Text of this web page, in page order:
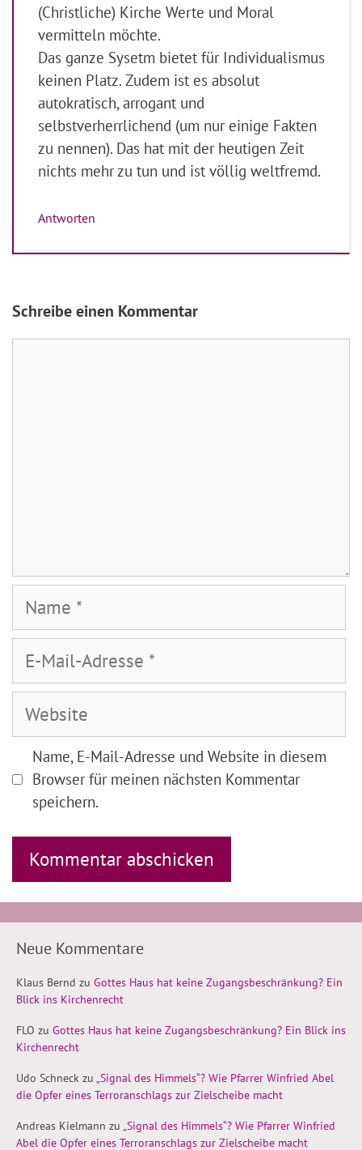
(Christliche) Kirche Werte und Moral
vermitteln möchte.
Das ganze Sysetm bietet für Individualismus
keinen Platz. Zudem ist es absolut
autokratisch, arrogant und
selbstverherrlichend (um nur einige Fakten
zu nennen). Das hat mit der heutigen Zeit
nichts mehr zu tun und ist völlig weltfremd.
Antworten
Schreibe einen Kommentar
Mail-
Adresse
Name, E-Mail-Adresse und Website in diesem
Browser für meinen nächsten Kommentar
speichern.
Neue Kommentare
Klaus Bernd zu Gottes Haus hat keine Zugangsbeschränkung? Ein
Blick ins Kirchenrecht
FLO zu Gottes Haus hat keine Zugangsbeschränkung? Ein Blick ins
Kirchenrecht
Udo Schneck zu „Signal des Himmels“? Wie Pfarrer Winfried Abel
die Opfer eines Terroranschlags zur Zielscheibe macht
Andreas Kielmann zu „Signal des Himmels“? Wie Pfarrer Winfried
Abel die Opfer eines Terroranschlags zur Zielscheibe macht